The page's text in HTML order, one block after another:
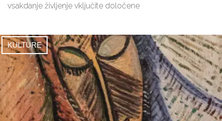
vsakdanje življenje vključite določene
KULTURE